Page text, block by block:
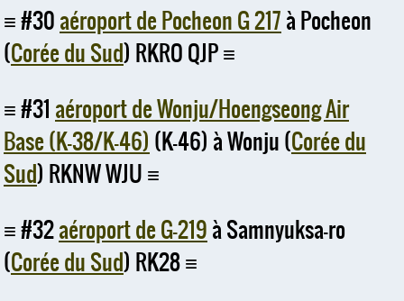
#30aéroport de Pocheon G 217à Pocheon
(Corée du Sud) RKRO QJP
#31 aéroport de Wonju/Hoengseong Air
Base (K-38/K-46) (K-46) à Wonju (Corée du
Sud) RKNW WJU
#32aéroport de G-219à Samnyuksa-ro
(Corée du Sud) RK28